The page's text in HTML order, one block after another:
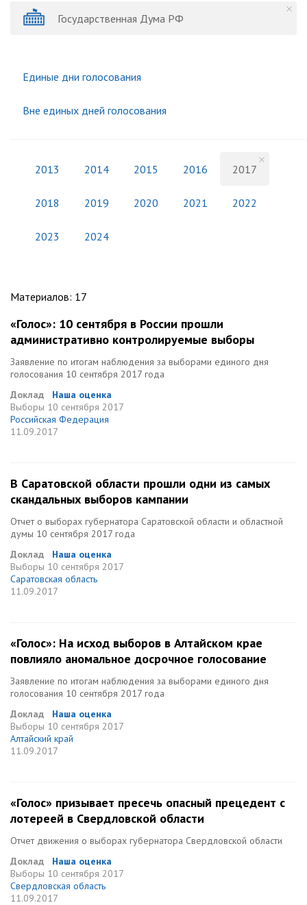
Государственная Дума РФ
Единые дни голосования
Вне единых дней голосования
2013 2014 2015 2016 2017
2018 2019 2020 2021 2022
2023 2024
Материалов: 17
«Голос»: 10 сентября в России прошли
административно контролируемые выборы
Заявление по итогам наблюдения за выборами единого дня
голосования 10 сентября 2017 года
Доклад
Наша оценка
Выборы 10 сентября 2017
Российская Федерация
11.09.2017
В Саратовской области прошли одни из самых
скандальных выборов кампании
Отчет о выборах губернатора Саратовской области и областной
думы 10 сентября 2017 года
Доклад
Наша оценка
Выборы 10 сентября 2017
Саратовская область
11.09.2017
«Голос»: На исход выборов в Алтайском крае
повлияло аномальное досрочное голосование
Заявление по итогам наблюдения за выборами единого дня
голосования 10 сентября 2017 года
Доклад
Наша оценка
Выборы 10 сентября 2017
Алтайский край
11.09.2017
«Голос» призывает пресечь опасный прецедент с
лотереей в Свердловской области
Отчет движения о выборах губернатора Свердловской области
Доклад
Наша оценка
Выборы 10 сентября 2017
Свердловская область
11.09.2017